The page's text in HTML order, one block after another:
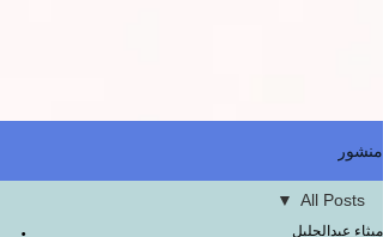
منشور
All Posts
ميثاء عبدالجليل